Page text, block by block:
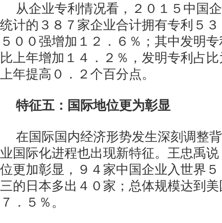
从企业专利情况看，２０１５中国
统计的３８７家企业合计拥有专利５
５００强增加１２．６％；其中发明
比上年增加１４．２％，发明专利占
上年提高０．２个百分点。
特征五：国际地位更为彰显
在国际国内经济形势发生深刻调整
业国际化进程也出现新特征。王忠禹
位更加彰显，９４家中国企业入世界
三的日本多出４０家；总体规模达到
７．５％。